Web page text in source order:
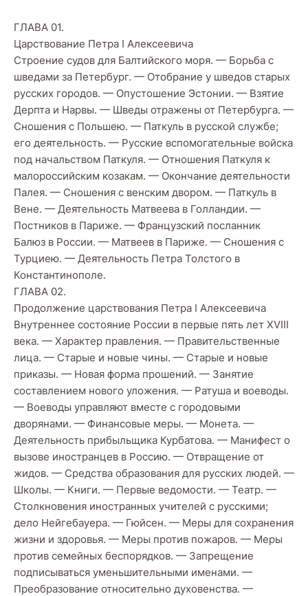
ГЛАВА 01.
Царствование Петра I Алексеевича
Строение судов для Балтийского моря. — Борьба с
шведами за Петербург. — Отобрание у шведов старых
русских городов. — Опустошение Эстонии. — Взятие
Дерпта и Нарвы. — Шведы отражены от Петербурга. —
Сношения с Польшею. — Паткуль в русской службе;
его деятельность. — Русские вспомогательные войска
под начальством Паткуля. — Отношения Паткуля к
малороссийским козакам. — Окончание деятельности
Палея. — Сношения с венским двором. — Паткуль в
Вене. — Деятельность Матвеева в Голландии. —
Постников в Париже. — Французский посланник
Балюз в России. — Матвеев в Париже. — Сношения с
Турциею. — Деятельность Петра Толстого в
Константинополе.
ГЛАВА 02.
Продолжение царствования Петра I Алексеевича
Внутреннее состояние России в первые пять лет XVIII
века. — Характер правления. — Правительственные
лица. — Старые и новые чины. — Старые и новые
приказы. — Новая форма прошений. — Занятие
составлением нового уложения. — Ратуша и воеводы.
— Воеводы управляют вместе с городовыми
дворянами. — Финансовые меры. — Монета. —
Деятельность прибыльщика Курбатова. — Манифест о
вызове иностранцев в Россию. — Отвращение от
жидов. — Средства образования для русских людей. —
Школы. — Книги. — Первые ведомости. — Театр. —
Столкновения иностранных учителей с русскими;
дело Нейгебауера. — Гюйсен. — Меры для сохранения
жизни и здоровья. — Меры против пожаров. — Меры
против семейных беспорядков. — Запрещение
подписываться уменьшительными именами. —
Преобразование относительно духовенства. —